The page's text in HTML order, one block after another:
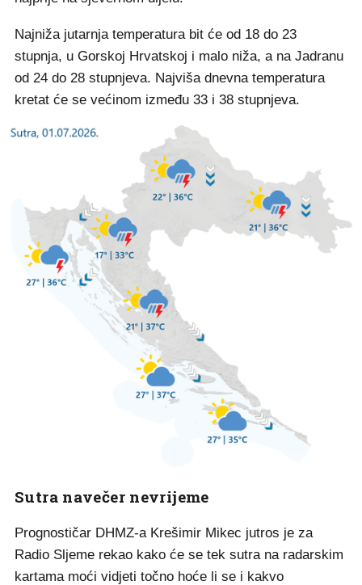
Najniža jutarnja temperatura bit će od 18 do 23
stupnja, u Gorskoj Hrvatskoj i malo niža, a na Jadranu
od 24 do 28 stupnjeva. Najviša dnevna temperatura
kretat će se većinom između 33 i 38 stupnjeva.
Sutra navečer nevrijeme
Prognostičar DHMZ-a Krešimir Mikec jutros je za
Radio Sljeme rekao kako će se tek sutra na radarskim
kartama moći vidjeti točno hoće li se i kakvo